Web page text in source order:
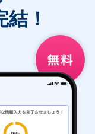
！